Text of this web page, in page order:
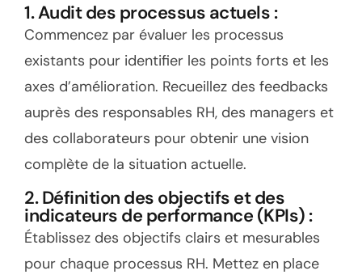
1. Audit des processus actuels :
Commencez par évaluer les processus
existants pour identifier les points forts et les
axes d’amélioration. Recueillez des feedbacks
auprès des responsables RH, des managers et
des collaborateurs pour obtenir une vision
complète de la situation actuelle.
2. Définition des objectifs et des
indicateurs de performance (KPIs) :
Établissez des objectifs clairs et mesurables
pour chaque processus RH. Mettez en place